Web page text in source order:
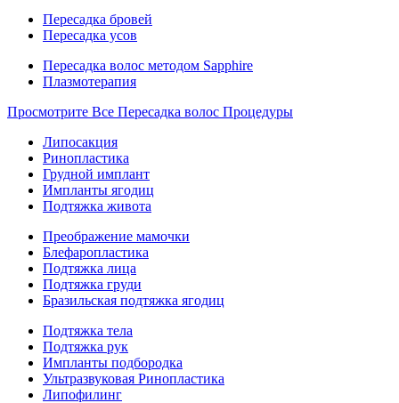
Пересадка бровей
Пересадка усов
Пересадка волос методом Sapphire
Плазмотерапия
Просмотрите Все Пересадка волос Процедуры
Липосакция
Ринопластика
Грудной имплант
Импланты ягодиц
Подтяжка живота
Преображение мамочки
Блефаропластика
Подтяжка лица
Подтяжка груди
Бразильская подтяжка ягодиц
Подтяжка тела
Подтяжка рук
Импланты подбородка
Ультразвуковая Ринопластика
Липофилинг